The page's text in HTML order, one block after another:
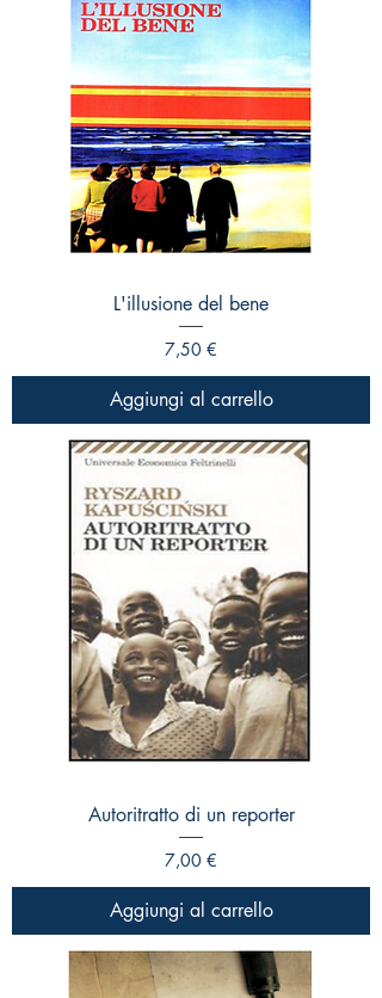
L'illusione del bene
Prezzo
7,50 €
Aggiungi al carrello
Autoritratto di un reporter
Prezzo
7,00 €
Aggiungi al carrello